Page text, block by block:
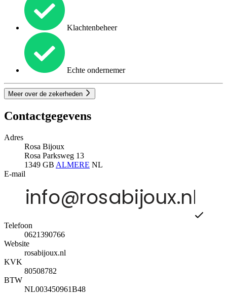
Klachtenbeheer
Echte ondernemer
Meer over de zekerheden
Contactgegevens
Adres
Rosa Bijoux
Rosa Parksweg 13
1349 GB ALMERE NL
E-mail
Telefoon
0621390766
Website
rosabijoux.nl
KVK
80508782
BTW
NL003450961B48